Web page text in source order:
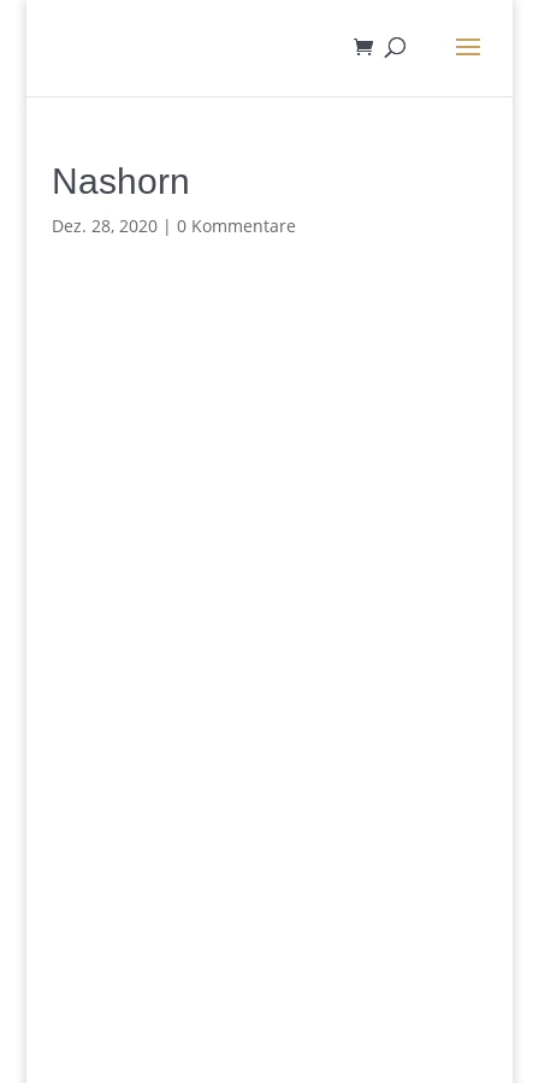
Nashorn
Dez. 28, 2020| 0 Kommentare